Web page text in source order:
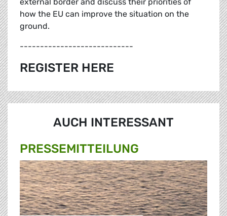
how the EU can improve the situation on the
ground.
----------------------------
REGISTER HERE
AUCH INTERESSANT
PRESSE­MITTEILUNG